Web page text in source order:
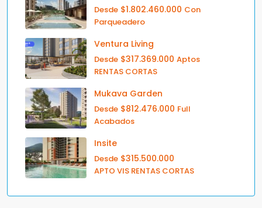
Desde $1.802.460.000 Con
Parqueadero
Ventura Living
Desde $317.369.000 Aptos
RENTAS CORTAS
Mukava Garden
Desde $812.476.000 Full
Acabados
Insite
Desde $315.500.000
APTO VIS RENTAS CORTAS